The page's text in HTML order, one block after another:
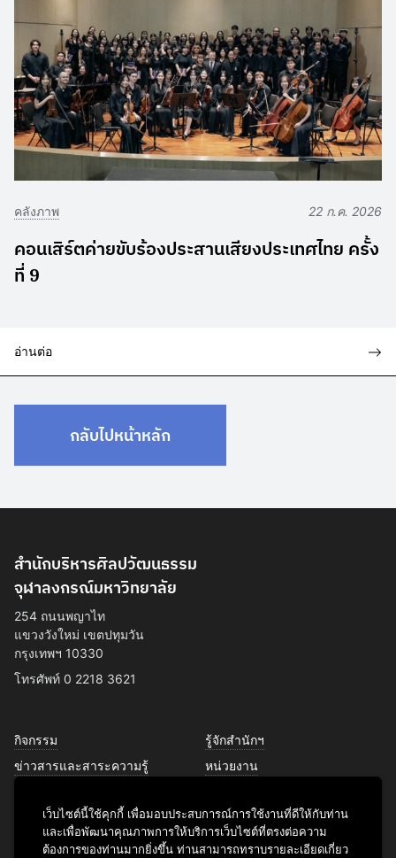
คลังภาพ 22 ก.ค. 2026
คอนเสิร์ตค่ายขับร้องประสานเสียงประเทศไทย ครั้ง
ที่ 9
อ่านต่อ
กลับไปหน้าหลัก
สำนักบริหารศิลปวัฒนธรรม
จุฬาลงกรณ์มหาวิทยาลัย
254 ถนนพญาไท
แขวงวังใหม่ เขตปทุมวัน
กรุงเทพฯ 10330
โทรศัพท์ 0 2218 3621
กิจกรรม
ข่าวสารและสาระความรู้
ศิลปวัฒนธรรม
รู้จักสำนักฯ
หน่วยงาน
บริการของเรา
ติดต่อเรา
เว็บไซต์นี้ใช้คุกกี้ เพื่อมอบประสบการณ์การใช้งานที่ดีให้กับท่าน
และเพื่อพัฒนาคุณภาพการให้บริการเว็บไซต์ที่ตรงต่อความ
ต้องการของท่านมากยิ่งขึ้น ท่านสามารถทราบรายละเอียดเกี่ยว